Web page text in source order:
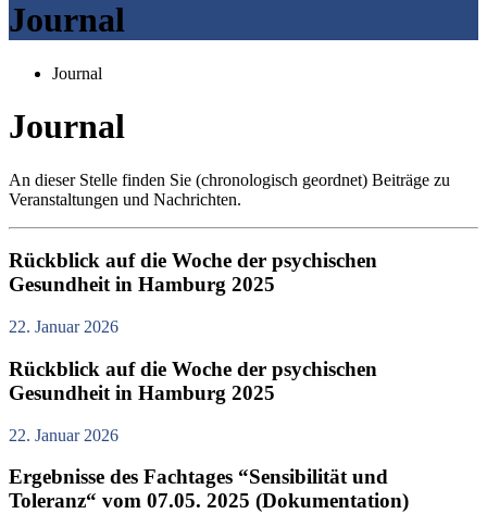
Journal
Journal
Journal
An dieser Stelle finden Sie (chronologisch geordnet) Beiträge zu
Veranstaltungen und Nachrichten.
Rückblick auf die Woche der psychischen
Gesundheit in Hamburg 2025
22. Januar 2026
Rückblick auf die Woche der psychischen
Gesundheit in Hamburg 2025
22. Januar 2026
Ergebnisse des Fachtages “Sensibilität und
Toleranz“ vom 07.05. 2025 (Dokumentation)